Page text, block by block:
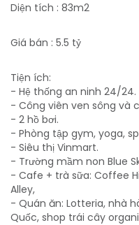
Diện tích : 83m2
Giá bán : 5.5 tỷ
Tiện ích:
- Hệ thống an ninh 24/24.
- Công viên ven sông và
- 2 hồ bơi.
- Phòng tập gym, yoga,
- Siêu thị Vinmart.
- Trường mầm non Blue
- Cafe + trà sữa: Coffee
Alley,
- Quán ăn: Lotteria, nhà
Quốc, shop trái cây